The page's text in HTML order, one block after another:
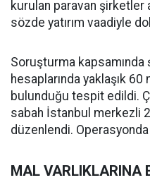
kurulan paravan şirketler
sözde yatırım vaadiyle
Soruşturma
hesaplarında yaklaşık
bulunduğu tespit edildi.
sabah İstanbul merkezli
düzenlendi. Operasyonda
MAL VARLIKLARINA